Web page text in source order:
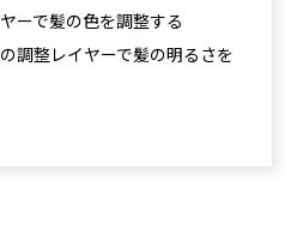
ーで髪の色を調整する
調整レイヤーで髪の明るさを